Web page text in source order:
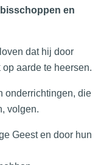
en
dat hij door
aarde te heersen.
onderrichtingen, die
volgen.
Geest en door hun